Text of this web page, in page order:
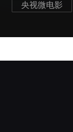
央视微电影